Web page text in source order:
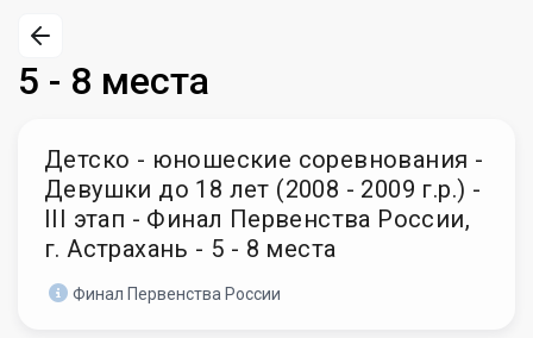
5 - 8 места
Детско - юношеские соревнования -
Девушки до 18 лет (2008 - 2009 г.р.) -
III этап - Финал Первенства России,
г. Астрахань - 5 - 8 места
Финал Первенства России